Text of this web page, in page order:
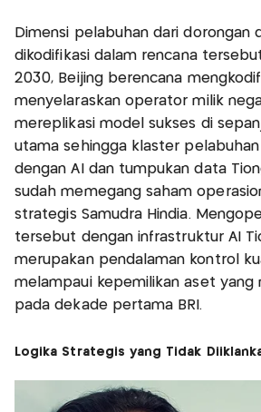
Dimensi pelabuhan dari dorongan
dikodifikasi dalam rencana
2030, Beijing berencana
menyelaraskan operator milik
mereplikasi model sukses di
utama sehingga klaster
dengan AI dan tumpukan data
sudah memegang saham
strategis Samudra Hindia.
tersebut dengan infrastruktur AI
merupakan pendalaman kontrol
melampaui kepemilikan aset yang
pada dekade pertama BRI.
Logika Strategis yang Tidak